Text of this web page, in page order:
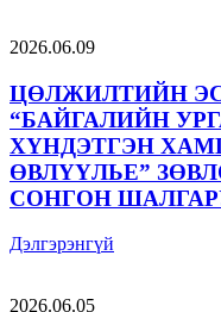
2026.06.09
ЦӨЛЖИЛТИЙН
“БАЙГАЛИЙН
ХҮНДЭТГЭН
ӨВЛҮҮЛЬЕ”
СОНГОН
Дэлгэрэнгүй
2026.06.05